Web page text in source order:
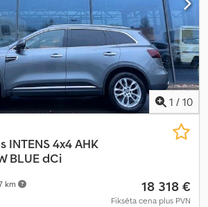
1 / 10
km
INTENS 4x4 AHK
BLUE dCi
18 318 €
Fiksēta cena plus PVN